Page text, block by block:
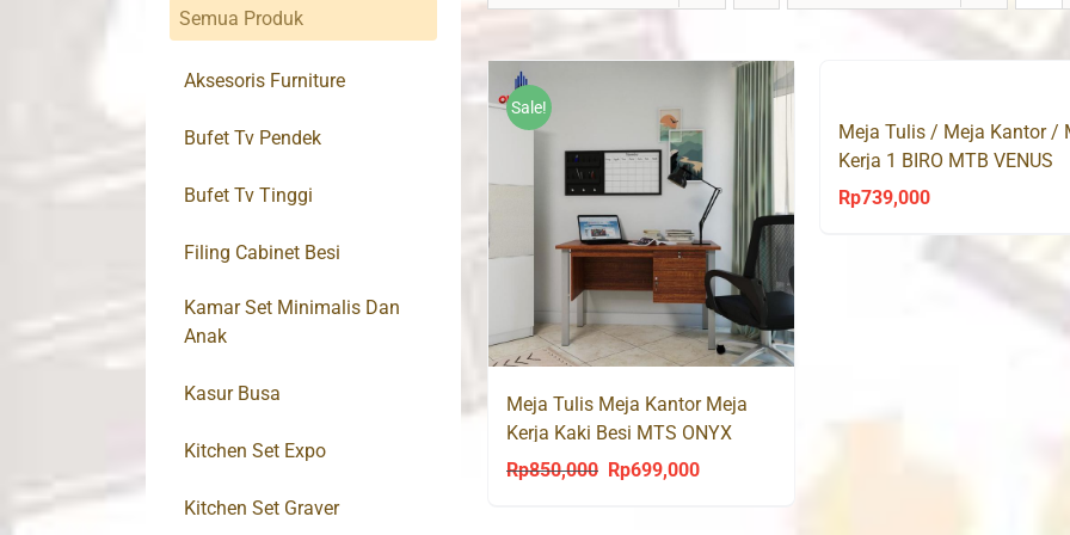
Sale!
Meja Tulis Meja Kantor Meja
Kerja Kaki Besi MTS ONYX
Olympic
Rp850,000
Original
Rp699,000Current
Meja Tulis / Meja Kantor /
Kerja 1 BIRO MTB VENUS
Olympic
Rp739,000
Semua Produk
Aksesoris Furniture
Bufet Tv Pendek
Bufet Tv Tinggi
Filing Cabinet Besi
Kamar Set Minimalis Dan
Anak
Kasur Busa
Kitchen Set Expo
Kitchen Set Graver